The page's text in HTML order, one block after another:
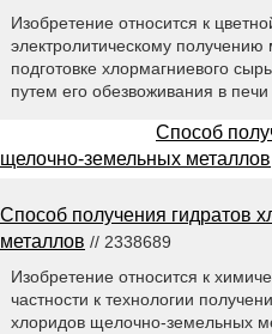
Изобретение относится к
электролитическому получению
подготовке хлормагниевого
путем его обезвоживания в
Способ
щелочно-земельных металлов
Способ получения гидратов
металлов // 2338689
Изобретение относится к
частности к технологии
хлоридов щелочно-земельных